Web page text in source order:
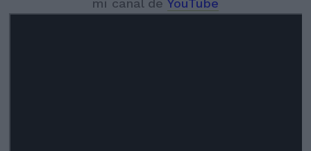
mi canal de YouTube